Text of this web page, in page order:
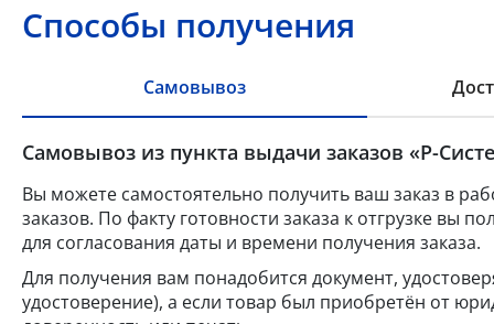
Способы получения
Самовывоз
Самовывоз из пункта выдачи заказов «Р-
Вы можете самостоятельно получить ваш заказ в
заказов. По факту готовности заказа к отгрузке вы
для согласования даты и времени получения заказа.
Для получения вам понадобится документ,
удостоверение), а если товар был приобретён от